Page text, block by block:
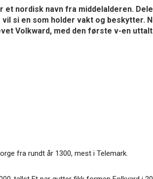
et nordisk navn fra middelalderen.
si en som holder vakt og beskytter.
Volkward, med den første v-en
fra rundt år 1300, mest i Telemark.